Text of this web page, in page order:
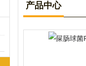
产品中心